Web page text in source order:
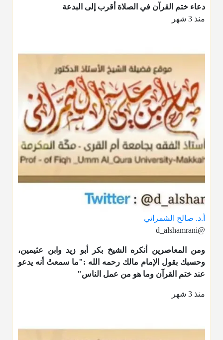
دعاء ختم القرآن في الصلاة أقرب إلى البدعة
منذ 3 شهر
أ.د. صالح الشمراني
@d_alshamrani
ومن المعاصرين أنكره الشيخ بكر أبو زيد وابن عثيمين،
وحسبك بقول الإمام مالك رحمه الله :"ما سمعتُ أنه يدعو
عند ختم القرآن وما هو من عمل الناس"
منذ 3 شهر